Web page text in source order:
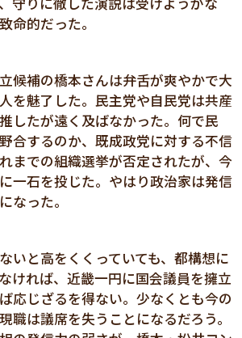
命的だった。
候補の橋本さんは弁舌が爽やかで大
を魅了した。民主党や自民党は共産
したが遠く及ばなかった。何で民
合するのか、既成政党に対する不信
までの組織選挙が否定されたが、今
一石を投じた。やはり政治家は発信
なった。
いと高をくくっていても、都構想に
ければ、近畿一円に国会議員を擁立
応じざるを得ない。少なくとも今の
職は議席を失うことになるだろう。